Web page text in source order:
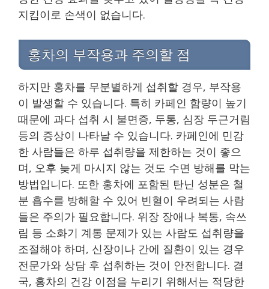
지킴이로 손색이 없습니다.
홍차의 부작용과 주의할 점
하지만 홍차를 무분별하게 섭취할 경우, 부작용
이 발생할 수 있습니다. 특히 카페인 함량이 높기
때문에 과다 섭취 시 불면증, 두통, 심장 두근거림
등의 증상이 나타날 수 있습니다. 카페인에 민감
한 사람들은 하루 섭취량을 제한하는 것이 좋으
며, 오후 늦게 마시지 않는 것도 수면 방해를 막는
방법입니다. 또한 홍차에 포함된 탄닌 성분은 철
분 흡수를 방해할 수 있어 빈혈이 우려되는 사람
들은 주의가 필요합니다. 위장 장애나 복통, 속쓰
림 등 소화기 계통 문제가 있는 사람도 섭취량을
조절해야 하며, 신장이나 간에 질환이 있는 경우
전문가와 상담 후 섭취하는 것이 안전합니다. 결
국, 홍차의 건강 이점을 누리기 위해서는 적당한